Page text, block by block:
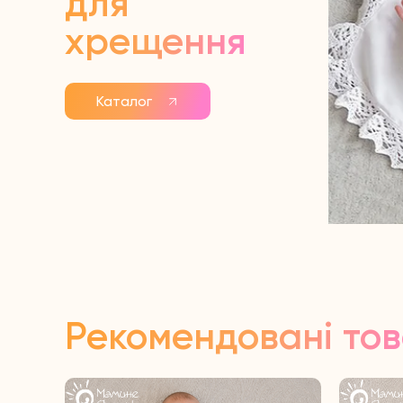
хрещення
Каталог
Рекомендовані